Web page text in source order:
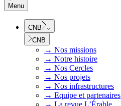
Menu
CNB
CNB
→ Nos missions
→ Notre histoire
→ Nos Cercles
→ Nos projets
→ Nos infrastructures
→ Equipe et partenaires